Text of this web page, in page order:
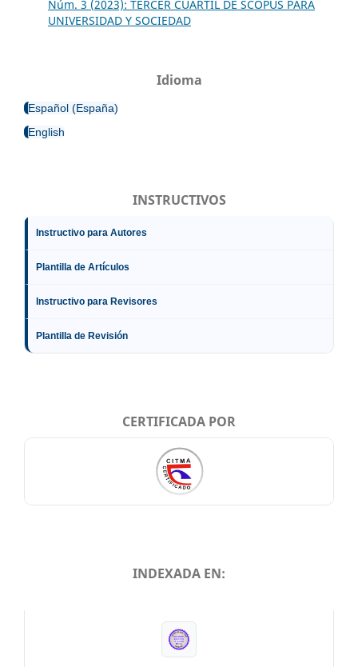
Núm. 3 (2023): TERCER CUARTIL DE SCOPUS PARA
UNIVERSIDAD Y SOCIEDAD
Idioma
Español (España)
English
INSTRUCTIVOS
Instructivo para Autores
Plantilla de Artículos
Instructivo para Revisores
Plantilla de Revisión
CERTIFICADA POR
INDEXADA EN: